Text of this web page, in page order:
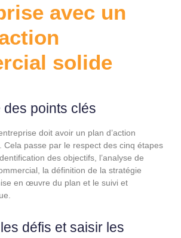
avec un
solide
des points clés
doit avoir un plan d’action
Cela passe par le respect des cinq étapes
des objectifs, l’analyse de
la définition de la stratégie
en œuvre du plan et le suivi et
défis et saisir les